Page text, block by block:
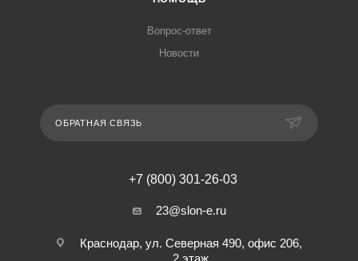
Вопрос-ответ
Новости
ОБРАТНАЯ СВЯЗЬ
+7 (800) 301-26-03
23@slon-e.ru
Краснодар, ул. Северная 490, офис 206,